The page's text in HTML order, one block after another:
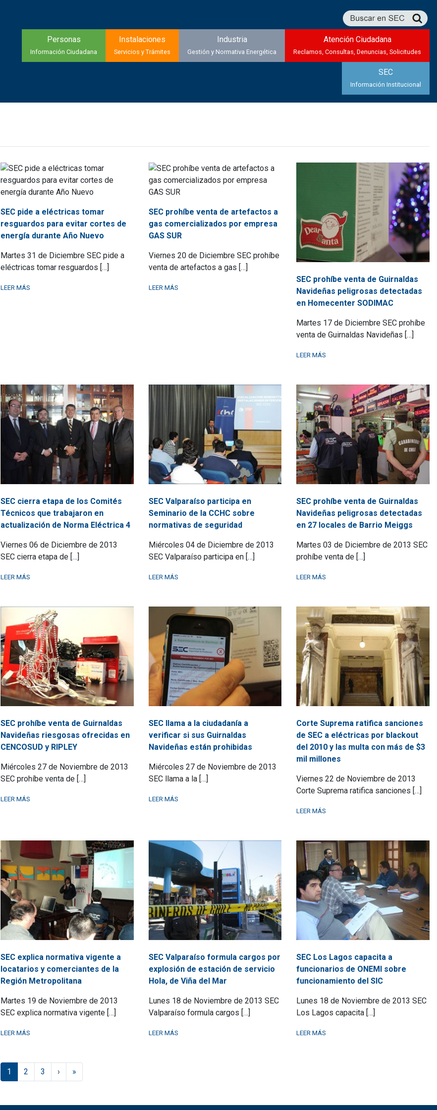
Personas
Información Ciudadana
Instalaciones
Servicios y Trámites
Industria
Gestión y Normativa Energética
Atención Ciudadana
Reclamos, Consultas, Denuncias, Solicitudes
SEC
Información Institucional
SEC pide a eléctricas tomar
resguardos para evitar cortes de
energía durante Año Nuevo
Martes 31 de Diciembre SEC pide a
eléctricas tomar resguardos […]
LEER MÁS
SEC prohíbe venta de artefactos a
gas comercializados por empresa
GAS SUR
Viernes 20 de Diciembre SEC prohíbe
venta de artefactos a gas […]
LEER MÁS
SEC prohíbe venta de Guirnaldas
Navideñas peligrosas detectadas
en Homecenter SODIMAC
Martes 17 de Diciembre SEC prohíbe
venta de Guirnaldas Navideñas […]
LEER MÁS
SEC cierra etapa de los Comités
Técnicos que trabajaron en
actualización de Norma Eléctrica 4
Viernes 06 de Diciembre de 2013
SEC cierra etapa de […]
LEER MÁS
SEC Valparaíso participa en
Seminario de la CCHC sobre
normativas de seguridad
Miércoles 04 de Diciembre de 2013
SEC Valparaíso participa en […]
LEER MÁS
SEC prohíbe venta de Guirnaldas
Navideñas peligrosas detectadas
en 27 locales de Barrio Meiggs
Martes 03 de Diciembre de 2013 SEC
prohíbe venta de […]
LEER MÁS
SEC prohíbe venta de Guirnaldas
Navideñas riesgosas ofrecidas en
CENCOSUD y RIPLEY
Miércoles 27 de Noviembre de 2013
SEC prohíbe venta de […]
LEER MÁS
SEC llama a la ciudadanía a
verificar si sus Guirnaldas
Navideñas están prohibidas
Miércoles 27 de Noviembre de 2013
SEC llama a la […]
LEER MÁS
Corte Suprema ratifica sanciones
de SEC a eléctricas por blackout
del 2010 y las multa con más de $3
mil millones
Viernes 22 de Noviembre de 2013
Corte Suprema ratifica sanciones […]
LEER MÁS
SEC explica normativa vigente a
locatarios y comerciantes de la
Región Metropolitana
Martes 19 de Noviembre de 2013
SEC explica normativa vigente […]
LEER MÁS
SEC Valparaíso formula cargos por
explosión de estación de servicio
Hola, de Viña del Mar
Lunes 18 de Noviembre de 2013 SEC
Valparaíso formula cargos […]
LEER MÁS
SEC Los Lagos capacita a
funcionarios de ONEMI sobre
funcionamiento del SIC
Lunes 18 de Noviembre de 2013 SEC
Los Lagos capacita […]
LEER MÁS
Actual
1 Página
2 Página
3 › »